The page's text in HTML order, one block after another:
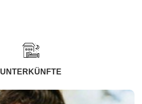
UNTERKÜNFTE